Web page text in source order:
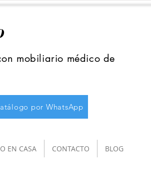
mobiliario médico de
por WhatsApp
EN CASA CONTACTO BLOG